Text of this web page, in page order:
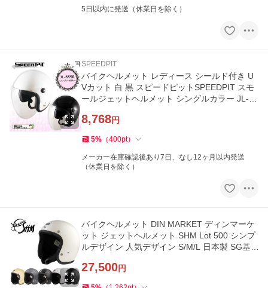
5日以内に発送（休業日を除く）
SPEEDPIT
バイクヘルメット レディース シールド付き U
Vカット 白 黒 スピードピットSPEEDPIT スモ
ールジェットヘルメット シングルカラー JL-65
8,768円
5% （400pt）
メーカー在庫確認後あり7日、なし12ヶ月以内発送
（休業日を除く）
バイクヘルメット DIN MARKET ディンマーケ
ット ジェットヘルメット SHM Lot 500 シンプ
ルデザイン 人気デザイン S/M/L 日本製 SG基
27,500円